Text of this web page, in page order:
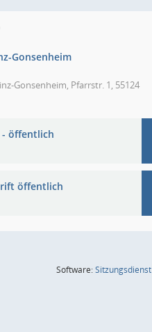
Gonsenheim
Gonsenheim, Pfarrstr. 1, 55124
- öffentlich
öffentlich
Software:Sitzungsdienst